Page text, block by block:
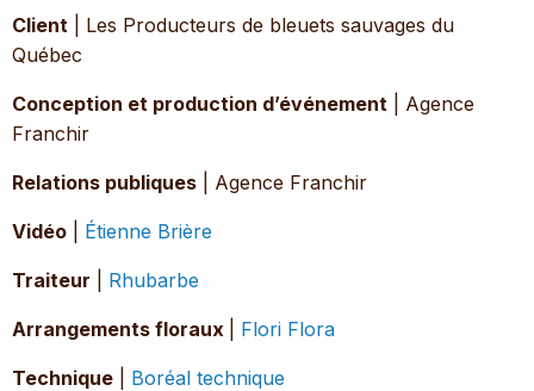
Client | Les Producteurs de bleuets sauvages du
Québec
Conception et production d’événement | Agence
Franchir
Relations publiques | Agence Franchir
Vidéo Étienne Brière
Traiteur Rhubarbe
Arrangements floraux Flori Flora
Technique Boréal technique